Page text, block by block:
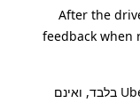
After the
feedback when
*מחירי הנסיעה לדוגמה הם ממוצע מחירי UberX בלבד, ואינם